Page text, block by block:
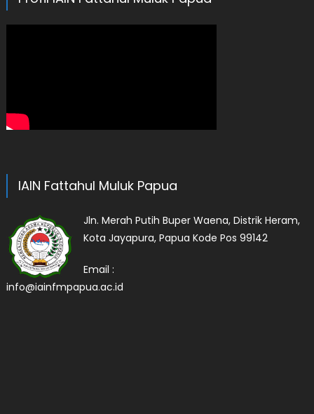
IAIN Fattahul Muluk Papua
Jln. Merah Putih Buper Waena, Distrik Heram,
Kota Jayapura, Papua Kode Pos 99142
Email :
info@iainfmpapua.ac.id